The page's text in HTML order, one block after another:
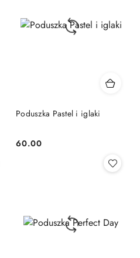
Poduszka Pastel i iglaki
Cena:
60.00